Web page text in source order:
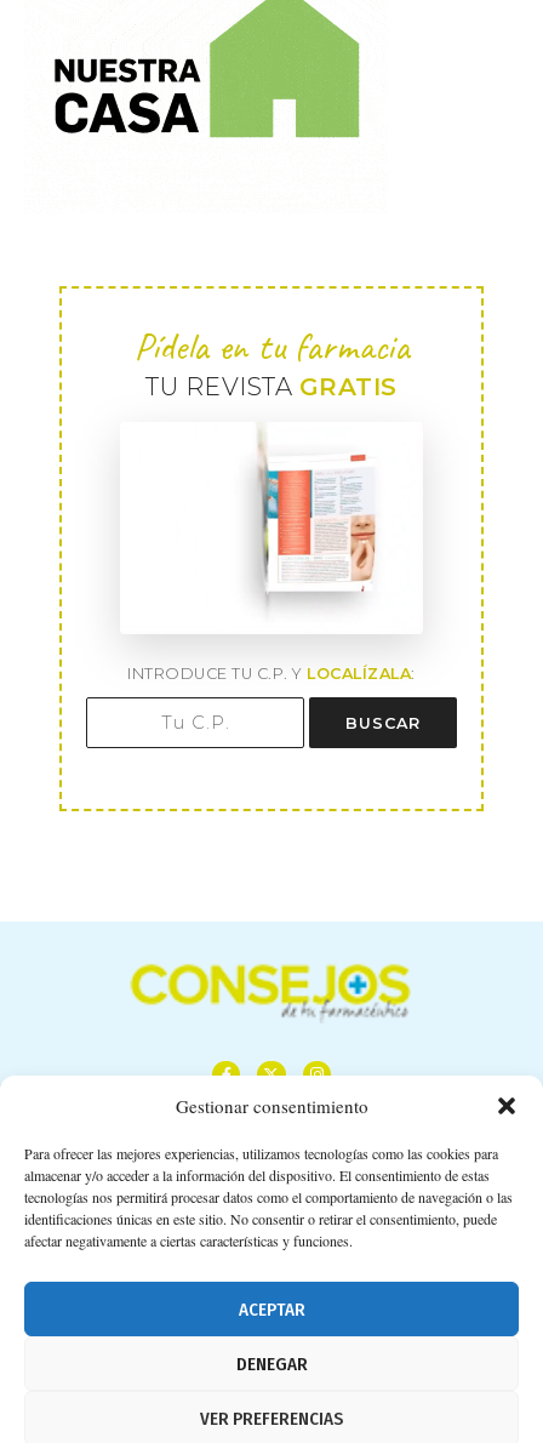
Gestionar consentimiento
Para ofrecer las mejores experiencias, utilizamos tecnologías como las cookies para
almacenar y/o acceder a la información del dispositivo. El consentimiento de estas
tecnologías nos permitirá procesar datos como el comportamiento de navegación o las
identificaciones únicas en este sitio. No consentir o retirar el consentimiento, puede
afectar negativamente a ciertas características y funciones.
ACEPTAR
DENEGAR
VER PREFERENCIAS
Pídela en tu farmacia
TU REVISTA GRATIS
INTRODUCE TU C.P. Y LOCALÍZALA:
BUSCAR
Calle Camino de los Descubrimientos, 11,
Planta 3ª 41092 – Sevilla
674 02 62 03
Aviso legal
Protección de datos personales